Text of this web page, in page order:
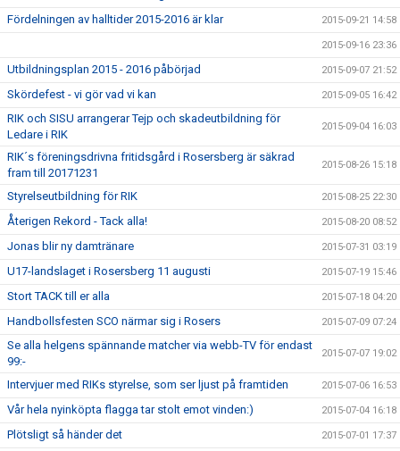
Fördelningen av halltider 2015-2016 är klar 2015-09-21 14:58
2015-09-16 23:36
Utbildningsplan 2015 - 2016 påbörjad 2015-09-07 21:52
Skördefest - vi gör vad vi kan 2015-09-05 16:42
RIK och SISU arrangerar Tejp och skadeutbildning för
Ledare i RIK
2015-09-04 16:03
RIK´s föreningsdrivna fritidsgård i Rosersberg är säkrad
fram till 20171231
2015-08-26 15:18
Styrelseutbildning för RIK 2015-08-25 22:30
Återigen Rekord - Tack alla! 2015-08-20 08:52
Jonas blir ny damtränare 2015-07-31 03:19
U17-landslaget i Rosersberg 11 augusti 2015-07-19 15:46
Stort TACK till er alla 2015-07-18 04:20
Handbollsfesten SCO närmar sig i Rosers 2015-07-09 07:24
Se alla helgens spännande matcher via webb-TV för endast
99:-
2015-07-07 19:02
Intervjuer med RIKs styrelse, som ser ljust på framtiden 2015-07-06 16:53
Vår hela nyinköpta flagga tar stolt emot vinden:) 2015-07-04 16:18
Plötsligt så händer det 2015-07-01 17:37